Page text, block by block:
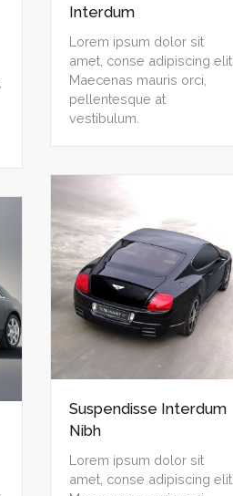
Interdum
Lorem ipsum dolor sit
amet, conse adipiscing elit.
Maecenas mauris orci,
pellentesque at
vestibulum.
Suspendisse Interdum
Nibh
Lorem ipsum dolor sit
amet, conse adipiscing elit.